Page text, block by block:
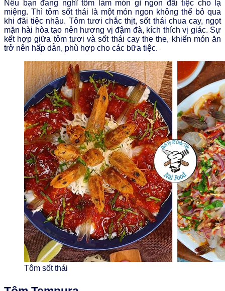
Nếu bạn đang nghĩ tôm làm món gì ngon đãi tiệc cho lạ
miệng. Thì tôm sốt thái là một món ngon không thể bỏ qua
khi đãi tiệc nhậu. Tôm tươi chắc thịt, sốt thái chua cay, ngọt
mặn hài hòa tạo nên hương vị đậm đà, kích thích vị giác. Sự
kết hợp giữa tôm tươi và sốt thái cay the the, khiến món ăn
trở nên hấp dẫn, phù hợp cho các bữa tiệc.
Tôm sốt thái